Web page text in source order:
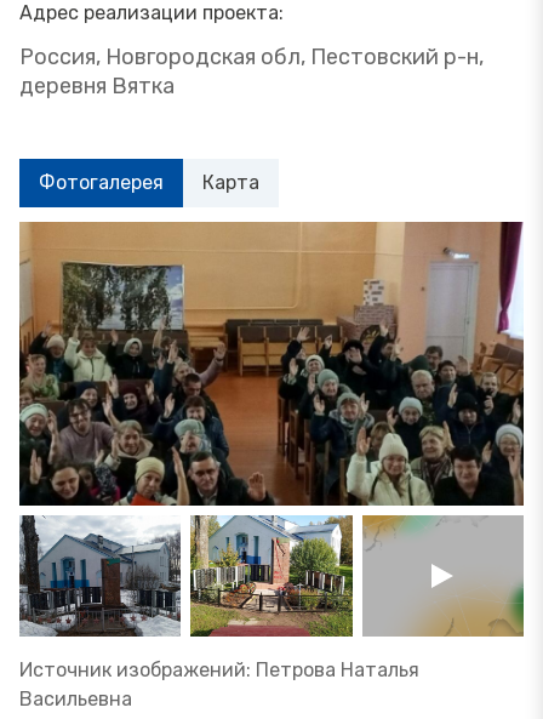
Адрес реализации проекта:
Россия, Новгородская обл, Пестовский р-н,
деревня Вятка
Фотогалерея Карта
Источник изображений: Петрова Наталья
Васильевна